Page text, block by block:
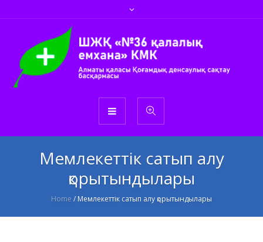
Мемлекеттік сатып алу
қорытындылары
Home / Мемлекеттік сатып алу қорытындылары